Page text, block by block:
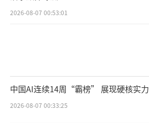
2026-08-07 00:53:01
中国AI连续14周“霸榜” 展现硬核实力
2026-08-07 00:33:25